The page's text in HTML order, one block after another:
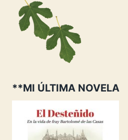
**MI ÚLTIMA NOVELA